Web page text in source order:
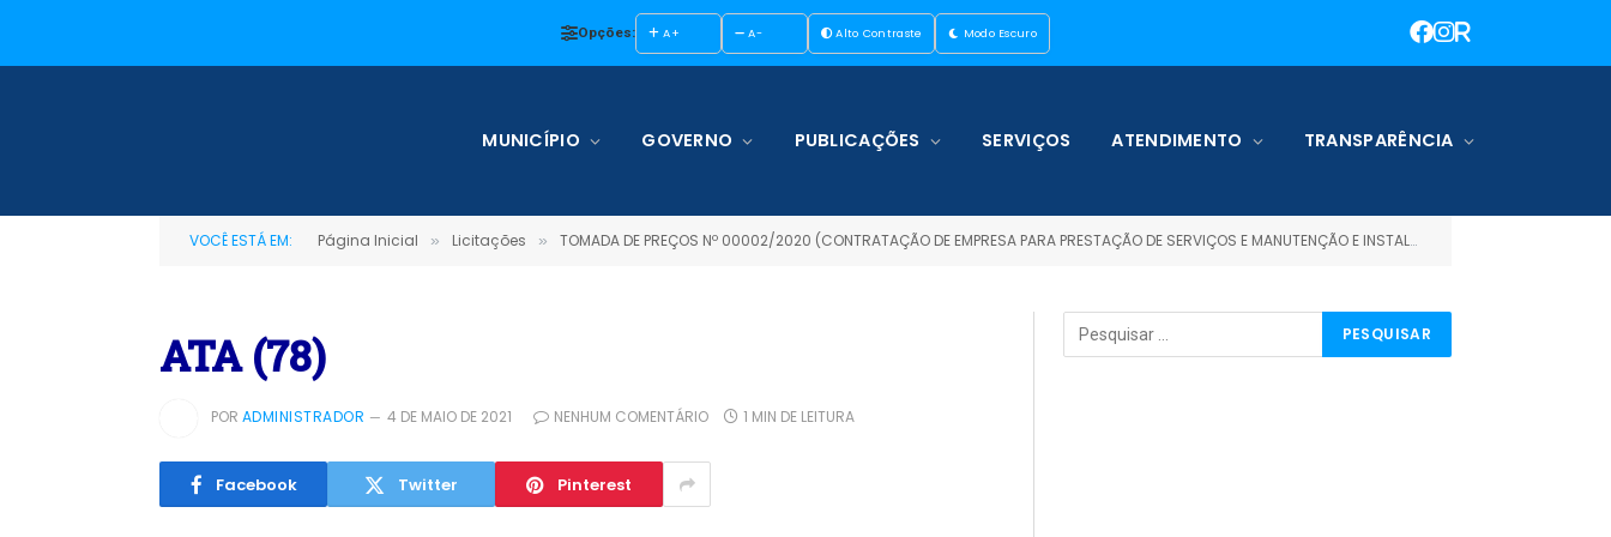
Opções: A+ A- Alto Contraste Modo Escuro
MUNICÍPIO GOVERNO PUBLICAÇÕES SERVIÇOS ATENDIMENTO TRANSPARÊNCIA
VOCÊ ESTÁ EM: Página Inicial » Licitações » TOMADA DE PREÇOS Nº 00002/2020 (CONTRATAÇÃO DE EMPRESA PARA PRESTAÇÃO DE SERVIÇOS E MANUTENÇÃO E INSTALAÇÃO DE CENTRAL DE AR)
ATA (78)
POR ADMINISTRADOR 4 DE MAIO DE 2021 NENHUM COMENTÁRIO 1 MIN DE LEITURA
Facebook Twitter Pinterest